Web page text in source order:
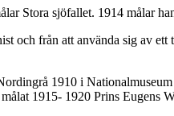
Stora sjöfallet. 1914 målar
och från att använda sig av
1910 i
1915- 1920 Prins Eugens